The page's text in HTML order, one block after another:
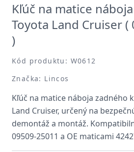
Kľúč na matice
Toyota Land Cruiser (
)
Kód produktu: W0612
Značka: Lincos
Kľúč na matice náboja zadného
Land Cruiser, určený na
demontáž a montáž.
09509-25011 a OE maticami